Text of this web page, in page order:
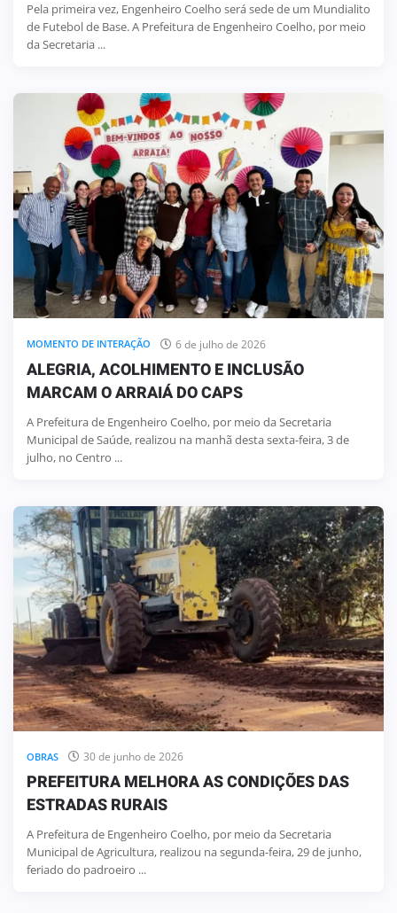
Pela primeira vez, Engenheiro Coelho será sede de um Mundialito
de Futebol de Base. A Prefeitura de Engenheiro Coelho, por meio
da Secretaria ...
MOMENTO DE INTERAÇÃO 6 de julho de 2026
ALEGRIA, ACOLHIMENTO E INCLUSÃO
MARCAM O ARRAIÁ DO CAPS
A Prefeitura de Engenheiro Coelho, por meio da Secretaria
Municipal de Saúde, realizou na manhã desta sexta-feira, 3 de
julho, no Centro ...
OBRAS 30 de junho de 2026
PREFEITURA MELHORA AS CONDIÇÕES DAS
ESTRADAS RURAIS
A Prefeitura de Engenheiro Coelho, por meio da Secretaria
Municipal de Agricultura, realizou na segunda-feira, 29 de junho,
feriado do padroeiro ...